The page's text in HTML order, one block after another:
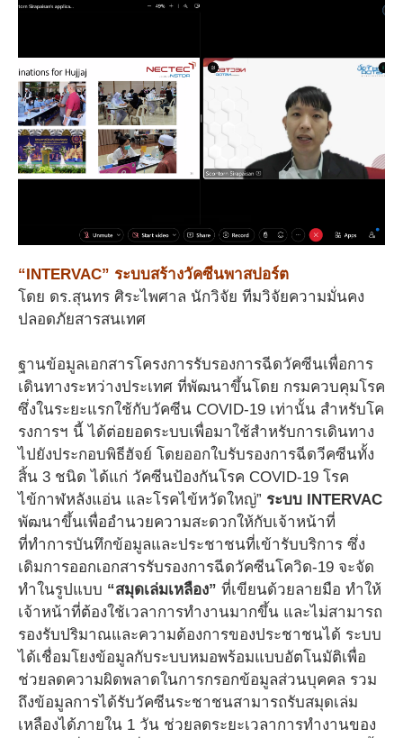
“INTERVAC” ระบบสร้างวัคซีนพาสปอร์ต
โดย ดร.สุนทร ศิระไพศาล นักวิจัย ทีมวิจัยความมั่นคง
ปลอดภัยสารสนเทศ
ฐานข้อมูลเอกสารโครงการรับรองการฉีดวัคซีนเพื่อการ
เดินทางระหว่างประเทศ ที่พัฒนาขึ้นโดย กรมควบคุมโรค
ซึ่งในระยะแรกใช้กับวัคซีน COVID-19 เท่านั้น สำหรับโค
รงการฯ นี้ ได้ต่อยอดระบบเพื่อมาใช้สำหรับการเดินทาง
ไปยังประกอบพิธีฮัจย์ โดยออกใบรับรองการฉีดวีคซีนทั้ง
สิ้น 3 ชนิด ได้แก่ วัคซีนป้องกันโรค COVID-19 โรค
ไข้กาฬหลังแอ่น และโรคไข้หวัดใหญ่” ระบบ INTERVAC
พัฒนาขึ้นเพื่ออำนวยความสะดวกให้กับเจ้าหน้าที่
ที่ทำการบันทึกข้อมูลและประชาชนที่เข้ารับบริการ ซึ่ง
เดิมการออกเอกสารรับรองการฉีดวัคซีนโควิด-19 จะจัด
ทำในรูปแบบ “สมุดเล่มเหลือง” ที่เขียนด้วยลายมือ ทำให้
เจ้าหน้าที่ต้องใช้เวลาการทำงานมากขึ้น และไม่สามารถ
รองรับปริมาณและความต้องการของประชาชนได้ ระบบ
ได้เชื่อมโยงข้อมูลกับระบบหมอพร้อมแบบอัตโนมัติเพื่อ
ช่วยลดความผิดพลาดในการกรอกข้อมูลส่วนบุคคล รวม
ถึงข้อมูลการได้รับวัคซีนระชาชนสามารถรับสมุดเล่ม
เหลืองได้ภายใน 1 วัน ช่วยลดระยะเวลาการทำงานของ